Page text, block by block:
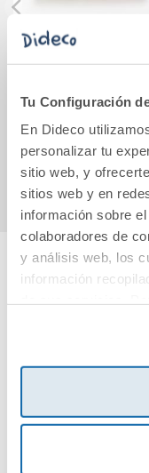
Tu Configuración
En Dideco
personalizar tu
sitio web, y
sitios web y en
información sobre
colaboradores de
y análisis web, los
información
3,95€
Comprar
¡Sé el